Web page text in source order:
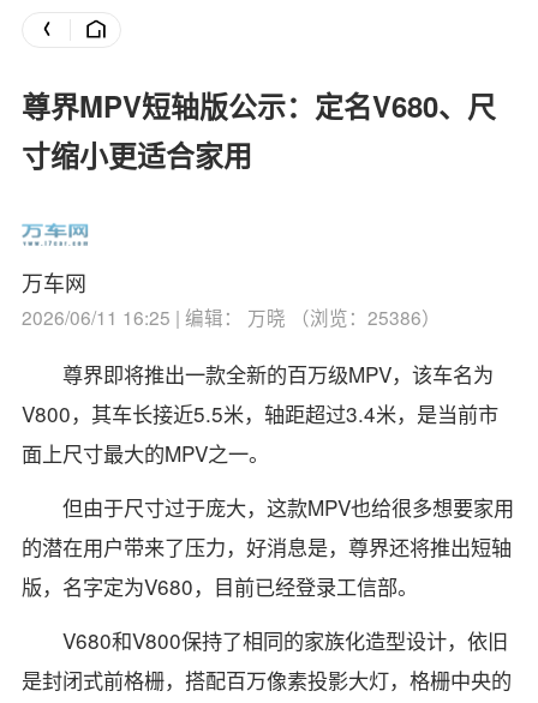
尊界MPV短轴版公示：定名V680、尺
寸缩小更适合家用
万车网
2026/06/11 16:25 | 编辑： 万晓 （浏览：25386）
尊界即将推出一款全新的百万级MPV，该车名为
V800，其车长接近5.5米，轴距超过3.4米，是当前市
面上尺寸最大的MPV之一。
但由于尺寸过于庞大，这款MPV也给很多想要家用
的潜在用户带来了压力，好消息是，尊界还将推出短轴
版，名字定为V680，目前已经登录工信部。
V680和V800保持了相同的家族化造型设计，依旧
是封闭式前格栅，搭配百万像素投影大灯，格栅中央的